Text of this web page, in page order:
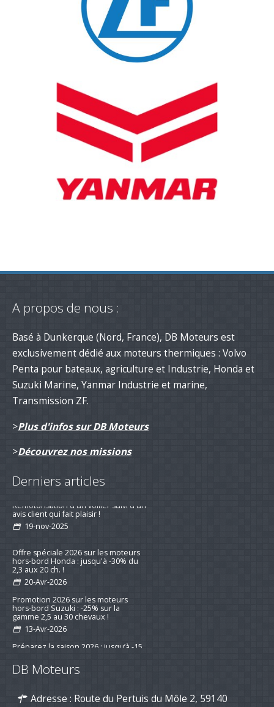
A propos de nous :
Basé à Dunkerque (Nord, France), DB Moteurs est
exclusivement dédié aux moteurs thermiques : Volvo
Penta pour bateaux, agriculture et Industrie, Honda et
Suzuki Marine, Yanmar Industrie et marine,
Transmission ZF.
>Plus d'infos sur DB Moteurs
>Découvrez nos missions
Derniers articles
Remotorisation d'un voilier suivi d'un
avis client qui fait plaisir !
19-nov-2025
Offre spéciale 2026 sur les moteurs
hors-bord Honda : jusqu'à -30% du
2,3 aux 20 ch. !
20-Avr-2026
Promotion 2026 sur les moteurs
hors-bord Suzuki : -25% sur la
gamme 2,5 au 30 chevaux !
13-Avr-2026
moteurs de bateau
Nouvelle série "Stealth Line" chez
DB Moteurs
Adresse : Route du Pertuis du Môle 2, 59140